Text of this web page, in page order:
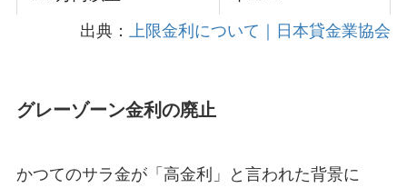
出典：上限金利について｜日本貸金業協会
グレーゾーン金利の廃止
かつてのサラ金が「高金利」と言われた背景に